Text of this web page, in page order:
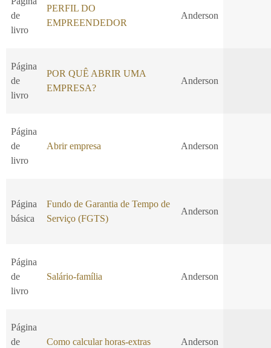
de
livro
PERFIL DO
EMPREENDEDOR
Anderson
Página
de
livro
POR QUÊ ABRIR UMA
EMPRESA?
Anderson
Página
de
livro
Abrir empresa Anderson
Página
básica
Fundo de Garantia de Tempo de
Serviço (FGTS)
Anderson
Página
de
livro
Salário-família Anderson
Página
de
Como calcular horas-extras Anderson